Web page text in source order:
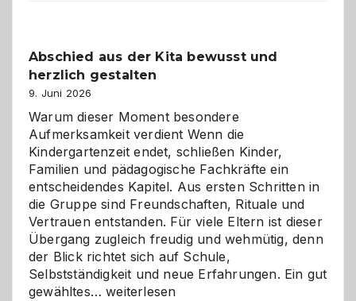
verstehen
Abschied aus der Kita bewusst und
herzlich gestalten
9. Juni 2026
Warum dieser Moment besondere
Aufmerksamkeit verdient Wenn die
Kindergartenzeit endet, schließen Kinder,
Familien und pädagogische Fachkräfte ein
entscheidendes Kapitel. Aus ersten Schritten in
die Gruppe sind Freundschaften, Rituale und
Vertrauen entstanden. Für viele Eltern ist dieser
Übergang zugleich freudig und wehmütig, denn
der Blick richtet sich auf Schule,
Selbstständigkeit und neue Erfahrungen. Ein gut
gewähltes…Abschied
weiterlesen